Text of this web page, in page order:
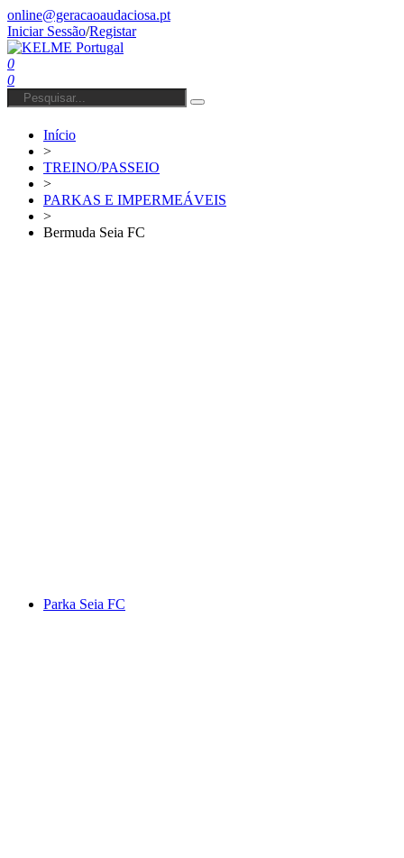
online@geracaoaudaciosa.pt
Iniciar Sessão/Registar
0
0
Início
>
TREINO/PASSEIO
>
PARKAS E IMPERMEÁVEIS
>
Bermuda Seia FC
Parka Seia FC